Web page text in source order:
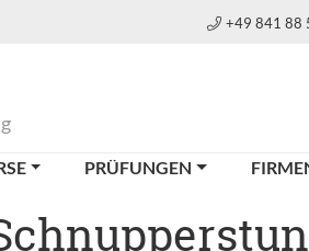
+49 841 88
PRÜFUNGEN